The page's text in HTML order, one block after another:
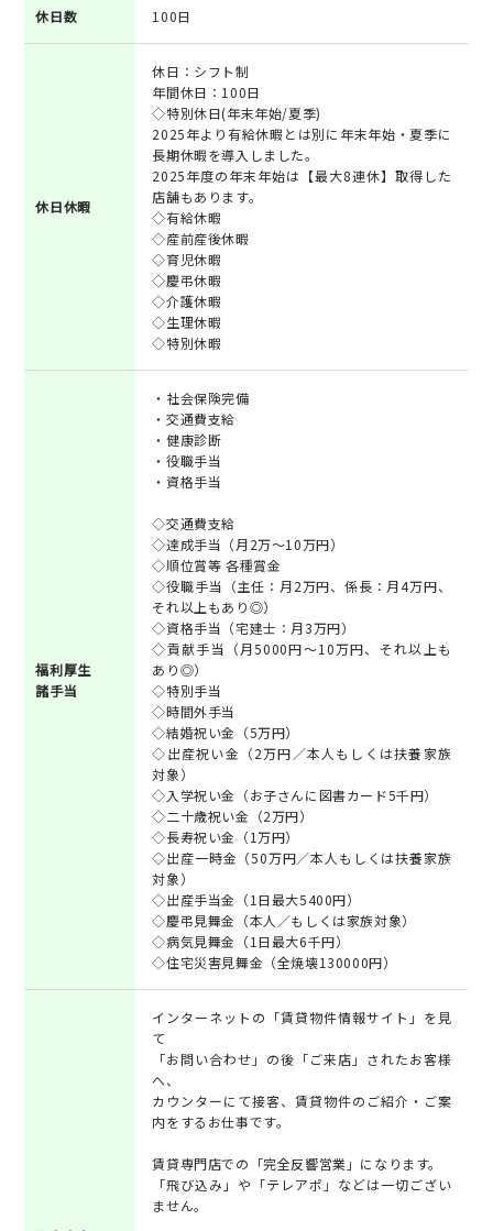
休日数 100日
休日休暇
休日：シフト制
年間休日：100日
◇特別休日(年末年始/夏季)
2025年より有給休暇とは別に年末年始・夏季に
長期休暇を導入しました。
2025年度の年末年始は【最大8連休】取得した
店舗もあります。
◇有給休暇
◇産前産後休暇
◇育児休暇
◇慶弔休暇
◇介護休暇
◇生理休暇
◇特別休暇
福利厚生
諸手当
・社会保険完備
・交通費支給
・健康診断
・役職手当
・資格手当
◇交通費支給
◇達成手当（月2万～10万円）
◇順位賞等 各種賞金
◇役職手当（主任：月2万円、係長：月4万円、
それ以上もあり◎）
◇資格手当（宅建士：月3万円）
◇貢献手当（月5000円～10万円、それ以上も
あり◎）
◇特別手当
◇時間外手当
◇結婚祝い金（5万円）
◇出産祝い金（2万円／本人もしくは扶養家族
対象）
◇入学祝い金（お子さんに図書カード5千円）
◇二十歳祝い金（2万円）
◇長寿祝い金（1万円）
◇出産一時金（50万円／本人もしくは扶養家族
対象）
◇出産手当金（1日最大5400円）
◇慶弔見舞金（本人／もしくは家族対象）
◇病気見舞金（1日最大6千円）
◇住宅災害見舞金（全焼壊130000円）
インターネットの「賃貸物件情報サイト」を見
て
「お問い合わせ」の後「ご来店」されたお客様
へ、
カウンターにて接客、賃貸物件のご紹介・ご案
内をするお仕事です。
賃貸専門店での「完全反響営業」になります。
「飛び込み」や「テレアポ」などは一切ござい
ません。